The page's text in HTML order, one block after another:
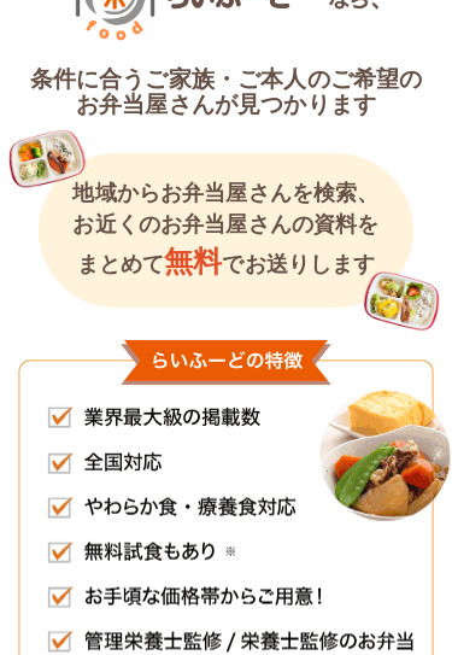
条件に合うご家族・ご本人のご希望の
お弁当屋さんが見つかります
地域からお弁当屋さんを検索、
お近くのお弁当屋さんの資料を
まとめて無料でお送りします